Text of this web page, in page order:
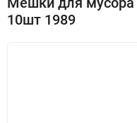
10шт 1989